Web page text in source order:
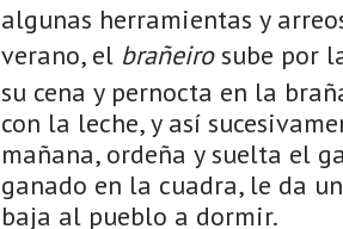
algunas herramientas y
verano, el brañeirosube por
su cena y pernocta en la
con la leche, y así
mañana, ordeña y suelta el
ganado en la cuadra, le da
baja al pueblo a dormir.